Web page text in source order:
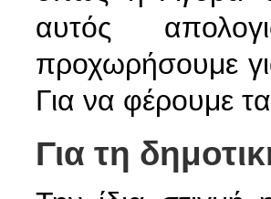
αυτός
προχωρήσουμε
Για να φέρουμε
Για τη